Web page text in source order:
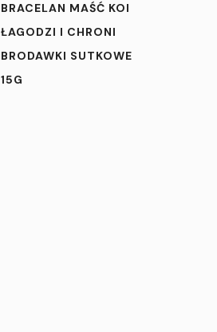
BRACELAN MAŚĆ KOI
ŁAGODZI I CHRONI
BRODAWKI SUTKOWE
15G